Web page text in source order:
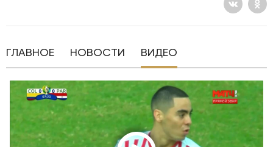
ГЛАВНОЕ НОВОСТИ ВИДЕО